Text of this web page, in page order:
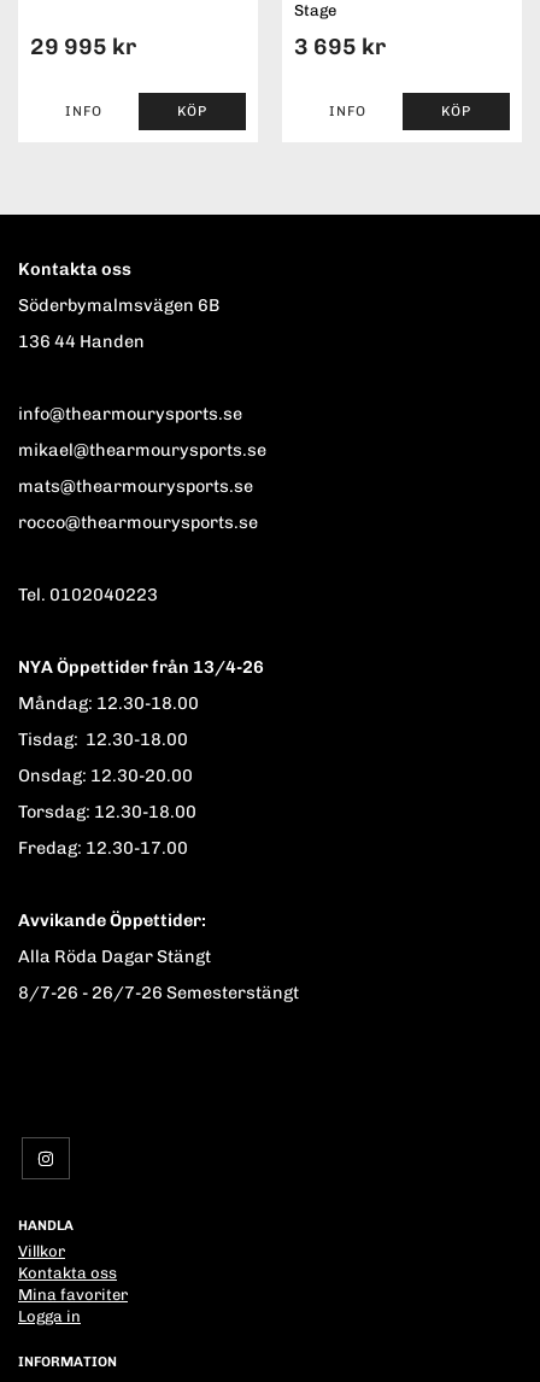
29 995 kr
INFO KÖP
Stage
3 695 kr
INFO KÖP
Kontakta oss
Söderbymalmsvägen 6B
136 44 Handen
info@thearmourysports.se
mikael@thearmourysports.se
mats@thearmourysports.se
rocco@thearmourysports.se
Tel. 0102040223
NYA Öppettider från 13/4-26
Måndag: 12.30-18.00
Tisdag: 12.30-18.00
Onsdag: 12.30-20.00
Torsdag: 12.30-18.00
Fredag: 12.30-17.00
Avvikande Öppettider:
Alla Röda Dagar Stängt
8/7-26 - 26/7-26 Semesterstängt
HANDLA
Villkor
Kontakta oss
Mina favoriter
Logga in
INFORMATION